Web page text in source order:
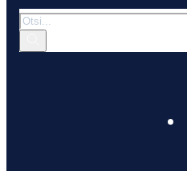
Otsi